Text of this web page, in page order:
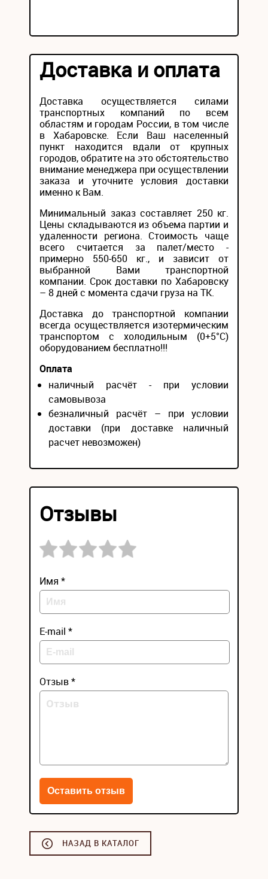
Доставка и оплата
Доставка осуществляется силами
транспортных компаний по всем
областям и городам России, в том числе
в Хабаровске. Если Ваш населенный
пункт находится вдали от крупных
городов, обратите на это обстоятельство
внимание менеджера при осуществлении
заказа и уточните условия доставки
именно к Вам.
Минимальный заказ составляет 250 кг.
Цены складываются из объема партии и
удаленности региона. Стоимость чаще
всего считается за палет/место -
примерно 550-650 кг., и зависит от
выбранной Вами транспортной
компании. Срок доставки по Хабаровску
– 8 дней с момента сдачи груза на ТК.
Доставка до транспортной компании
всегда осуществляется изотермическим
транспортом с холодильным (0+5°С)
оборудованием бесплатно!!!
Оплата
наличный расчёт - при условии
самовывоза
безналичный расчёт – при условии
доставки (при доставке наличный
расчет невозможен)
Отзывы
Имя *
E-mail *
Отзыв *
НАЗАД В КАТАЛОГ